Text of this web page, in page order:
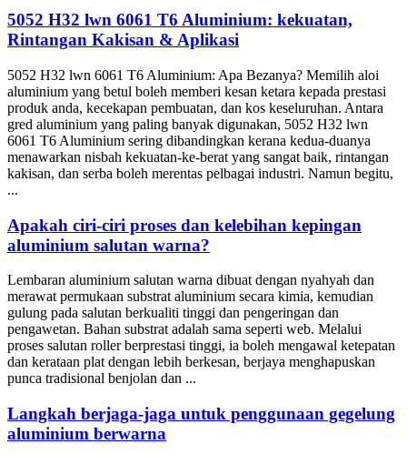
5052 H32 lwn 6061 T6 Aluminium: kekuatan,
Rintangan Kakisan & Aplikasi
5052 H32 lwn 6061 T6 Aluminium: Apa Bezanya? Memilih aloi
aluminium yang betul boleh memberi kesan ketara kepada prestasi
produk anda, kecekapan pembuatan, dan kos keseluruhan. Antara
gred aluminium yang paling banyak digunakan, 5052 H32 lwn
6061 T6 Aluminium sering dibandingkan kerana kedua-duanya
menawarkan nisbah kekuatan-ke-berat yang sangat baik, rintangan
kakisan, dan serba boleh merentas pelbagai industri. Namun begitu,
...
Apakah ciri-ciri proses dan kelebihan kepingan
aluminium salutan warna?
Lembaran aluminium salutan warna dibuat dengan nyahyah dan
merawat permukaan substrat aluminium secara kimia, kemudian
gulung pada salutan berkualiti tinggi dan pengeringan dan
pengawetan. Bahan substrat adalah sama seperti web. Melalui
proses salutan roller berprestasi tinggi, ia boleh mengawal ketepatan
dan kerataan plat dengan lebih berkesan, berjaya menghapuskan
punca tradisional benjolan dan ...
Langkah berjaga-jaga untuk penggunaan gegelung
aluminium berwarna